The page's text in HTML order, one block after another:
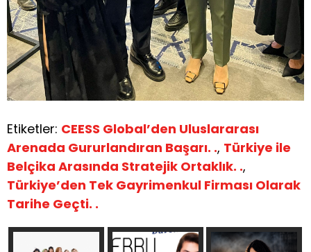
Etiketler: CEESS Global’den Uluslararası
Arenada Gururlandıran Başarı. ., Türkiye ile
Belçika Arasında Stratejik Ortaklık. .,
Türkiye’den Tek Gayrimenkul Firması Olarak
Tarihe Geçti. .